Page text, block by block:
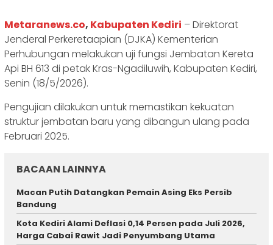
Metaranews.co, Kabupaten Kediri – Direktorat
Jenderal Perkeretaapian (DJKA) Kementerian
Perhubungan melakukan uji fungsi Jembatan Kereta
Api BH 613 di petak Kras-Ngadiluwih, Kabupaten Kediri,
Senin (18/5/2026).
Pengujian dilakukan untuk memastikan kekuatan
struktur jembatan baru yang dibangun ulang pada
Februari 2025.
BACAAN LAINNYA
Macan Putih Datangkan Pemain Asing Eks Persib
Bandung
Kota Kediri Alami Deflasi 0,14 Persen pada Juli 2026,
Harga Cabai Rawit Jadi Penyumbang Utama